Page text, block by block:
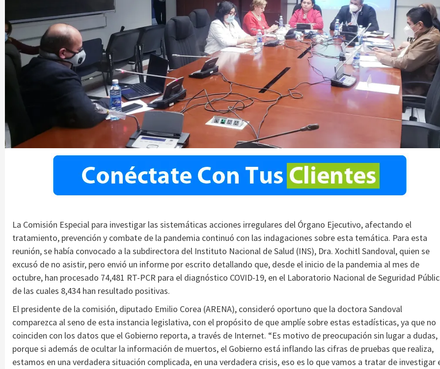
La Comisión Especial para investigar las sistemáticas acciones irregulares del Órgano Ejecutivo, afectando el
tratamiento, prevención y combate de la pandemia continuó con las indagaciones sobre esta temática. Para esta
reunión, se había convocado a la subdirectora del Instituto Nacional de Salud (INS), Dra. Xochitl Sandoval, quien se
excusó de no asistir, pero envió un informe por escrito detallando que, desde el inicio de la pandemia al mes de
octubre, han procesado 74,481 RT-PCR para el diagnóstico COVID-19, en el Laboratorio Nacional de Seguridad
de las cuales 8,434 han resultado positivas.
El presidente de la comisión, diputado Emilio Corea (ARENA), consideró oportuno que la doctora Sandoval
comparezca al seno de esta instancia legislativa, con el propósito de que amplíe sobre estas estadísticas, ya que no
coinciden con los datos que el Gobierno reporta, a través de Internet. “Es motivo de preocupación sin lugar a dudas,
porque si además de ocultar la información de muertos, el Gobierno está inflando las cifras de pruebas que realiza,
estamos en una verdadera situación complicada, en una verdadera crisis, eso es lo que vamos a tratar de investigar